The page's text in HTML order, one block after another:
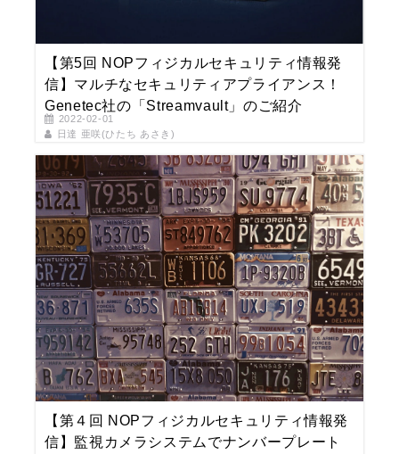
【第5回 NOPフィジカルセキュリティ情報発
信】マルチなセキュリティアプライアンス！
Genetec社の「Streamvault」のご紹介
2022-02-01
日達 亜咲(ひたち あさき)
【第４回 NOPフィジカルセキュリティ情報発
信】監視カメラシステムでナンバープレート